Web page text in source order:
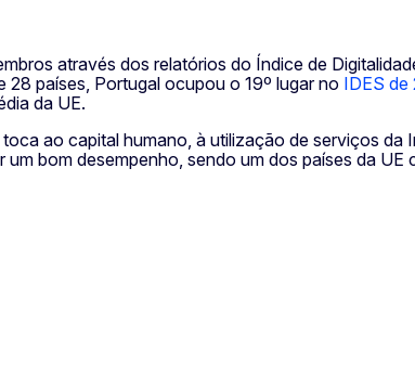
através dos relatórios do Índice de
países, Portugal ocupou o 19º lugar no IDES de
da UE.
ao capital humano, à utilização de serviços da
bom desempenho, sendo um dos países da UE